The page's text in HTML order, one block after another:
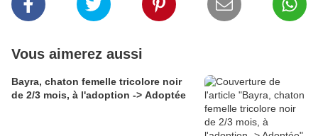
Vous aimerez aussi
Bayra, chaton femelle tricolore noir
de 2/3 mois, à l'adoption -> Adoptée